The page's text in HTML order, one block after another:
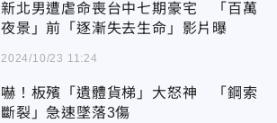
新北男遭虐命喪台中七期豪宅 「百萬
夜景」前「逐漸失去生命」影片曝
2024/10/23 11:24
嚇！板殯「遺體貨梯」大怒神 「鋼索
斷裂」急速墜落3傷